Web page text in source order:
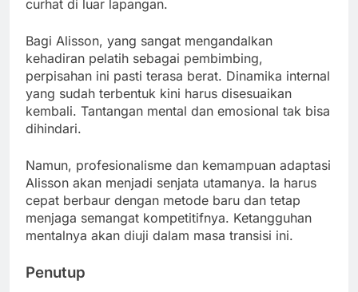
curhat di luar lapangan.
Bagi Alisson, yang sangat mengandalkan
kehadiran pelatih sebagai pembimbing,
perpisahan ini pasti terasa berat. Dinamika internal
yang sudah terbentuk kini harus disesuaikan
kembali. Tantangan mental dan emosional tak bisa
dihindari.
Namun, profesionalisme dan kemampuan adaptasi
Alisson akan menjadi senjata utamanya. Ia harus
cepat berbaur dengan metode baru dan tetap
menjaga semangat kompetitifnya. Ketangguhan
mentalnya akan diuji dalam masa transisi ini.
Penutup